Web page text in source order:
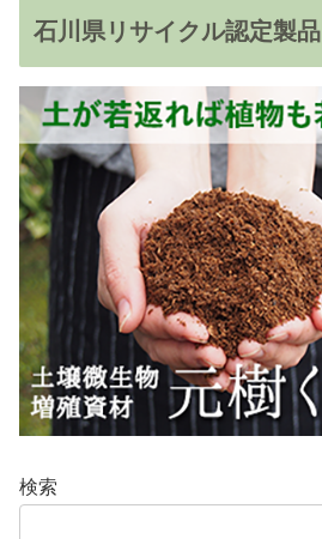
石川県リサイクル認定製品
検索